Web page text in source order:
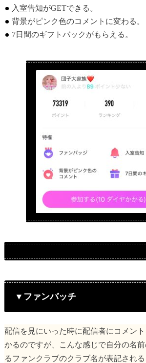
入室告知がGETできる。
背景がピンク色のコメントに変わる。
7日間のギフトバックがもらえる。
▼ファンバッチ
配信を見にいった時に配信者にコメン
かるのですが、こんな感じで自分の名
るファンクラブのクラブ名が表記され